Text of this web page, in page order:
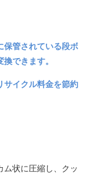
保管されている段ボ
できます。
サイクル料金を節約
ム状に圧縮し、クッ